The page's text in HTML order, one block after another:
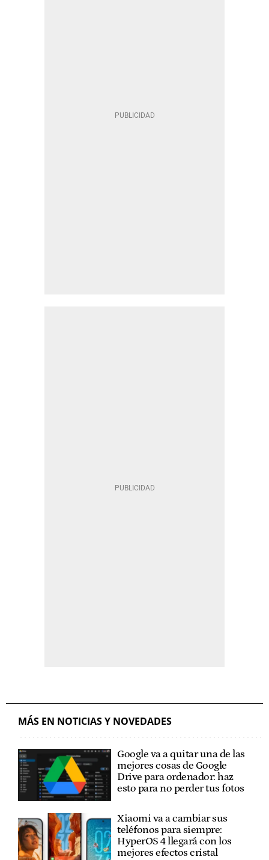
MÁS EN NOTICIAS Y NOVEDADES
Google va a quitar una de las
mejores cosas de Google
Drive para ordenador: haz
esto para no perder tus fotos
Xiaomi va a cambiar sus
teléfonos para siempre:
HyperOS 4 llegará con los
mejores efectos cristal